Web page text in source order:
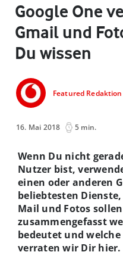
Google One
Gmail und
Du wissen
Featured Redaktion
16. Mai 2018 5 min.
Wenn Du nicht
Nutzer bist,
einen oder anderen
beliebtesten
Mail und Fotos
zusammengefasst
bedeutet und
verraten wir Dir hier.